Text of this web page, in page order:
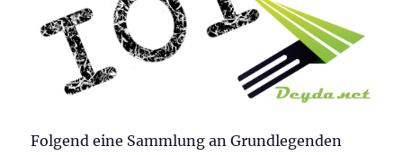
Folgend eine Sammlung an Grundlegenden